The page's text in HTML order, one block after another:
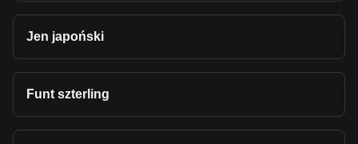
Jen japoński
Funt szterling